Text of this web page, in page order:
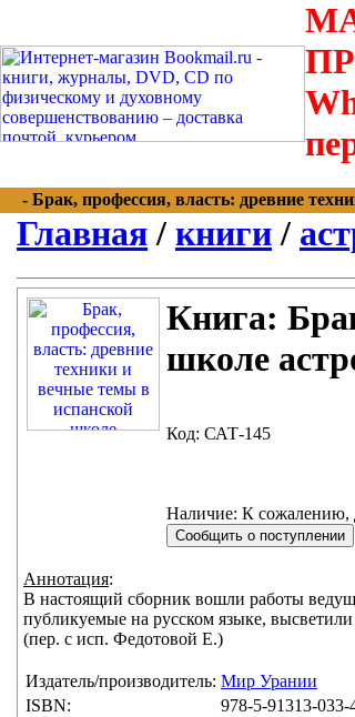
- Брак, профессия, власть: древние
Главная / книги /
Книга:
школе
Код: САТ-145
Наличие: К сожалению,
Аннотация:
В настоящий сборник вошли работы
публикуемые на русском языке,
(пер. с исп. Федотовой Е.)
Издатель/производитель: Мир Урании
ISBN:
978-5-91313-033-